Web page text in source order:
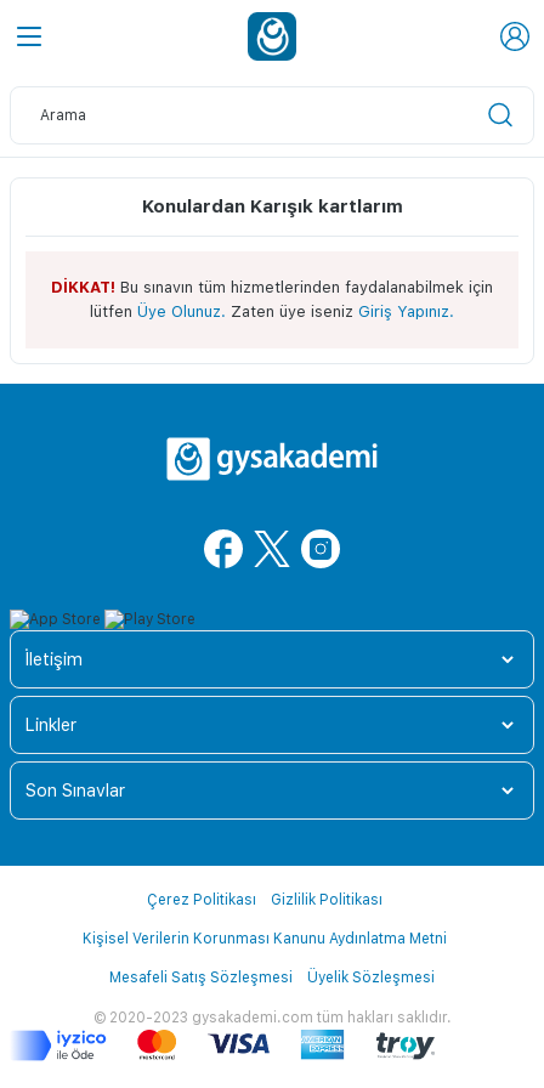
Konulardan Karışık kartlarım
DİKKAT! Bu sınavın tüm hizmetlerinden faydalanabilmek için
lütfen Üye Olunuz. Zaten üye iseniz Giriş Yapınız.
İletişim
Linkler
Son Sınavlar
© 2020-2023 gysakademi.com tüm hakları saklıdır.
Çerez Politikası Gizlilik Politikası
Kişisel Verilerin Korunması Kanunu Aydınlatma Metni
Mesafeli Satış Sözleşmesi Üyelik Sözleşmesi